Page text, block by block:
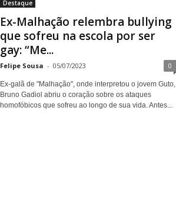
Destaque
Ex-Malhação relembra bullying
que sofreu na escola por ser
gay: “Me...
Felipe Sousa - 05/07/2023 0
Ex-galã de "Malhação", onde interpretou o jovem Guto,
Bruno Gadiol abriu o coração sobre os ataques
homofóbicos que sofreu ao longo de sua vida. Antes...